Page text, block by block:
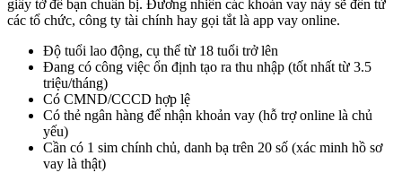
giấy tờ để bạn chuẩn bị. Đương nhiên các khoản vay này sẽ đến từ
các tổ chức, công ty tài chính hay gọi tắt là app vay online.
Độ tuổi lao động, cụ thể từ 18 tuổi trở lên
Đang có công việc ổn định tạo ra thu nhập (tốt nhất từ 3.5
triệu/tháng)
Có CMND/CCCD hợp lệ
Có thẻ ngân hàng để nhận khoản vay (hỗ trợ online là chủ
yếu)
Cần có 1 sim chính chủ, danh bạ trên 20 số (xác minh hồ sơ
vay là thật)